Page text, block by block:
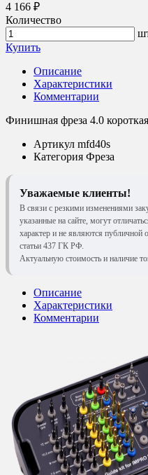
4 166 ₽
Количество
Купить
Описание
Характеристики
Комментарии
Финишная фреза 4.0 короткая
Артикул mfd40s
Категория Фреза
Уважаемые клиенты!
В связи с резкими изменениями
указанные на сайте, могут
характер и не являются
статьи 437 ГК РФ.
Актуальную стоимость и наличие
Описание
Характеристики
Комментарии